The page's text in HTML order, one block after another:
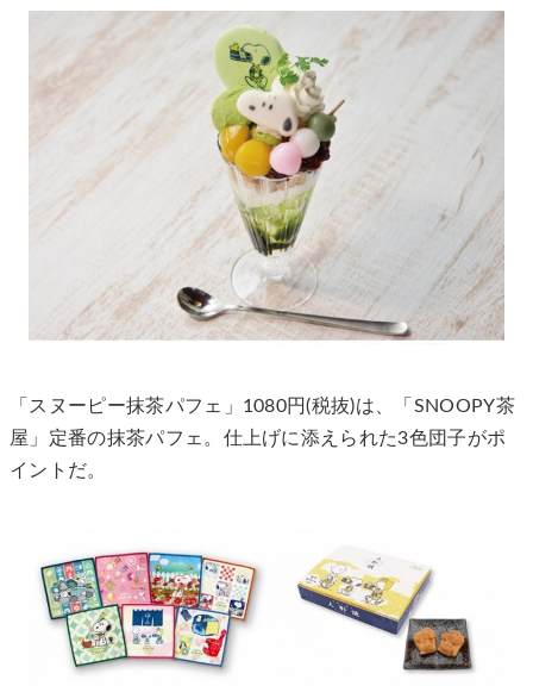
「スヌーピー抹茶パフェ」1080円(税抜)は、「SNOOPY茶
屋」定番の抹茶パフェ。仕上げに添えられた3色団子がポ
イントだ。